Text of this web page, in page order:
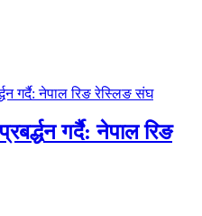
गर्दै: नेपाल रिङ